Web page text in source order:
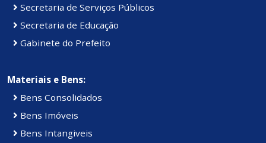
Secretaria de Serviços Públicos
Secretaria de Educação
Gabinete do Prefeito
Materiais e Bens:
Bens Consolidados
Bens Imóveis
Bens Intangiveis